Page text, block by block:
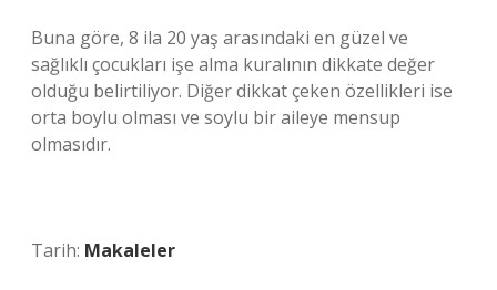
Buna göre, 8 ila 20 yaş arasındaki en güzel ve
sağlıklı çocukları işe alma kuralının dikkate değer
olduğu belirtiliyor. Diğer dikkat çeken özellikleri ise
orta boylu olması ve soylu bir aileye mensup
olmasıdır.
Tarih: Makaleler